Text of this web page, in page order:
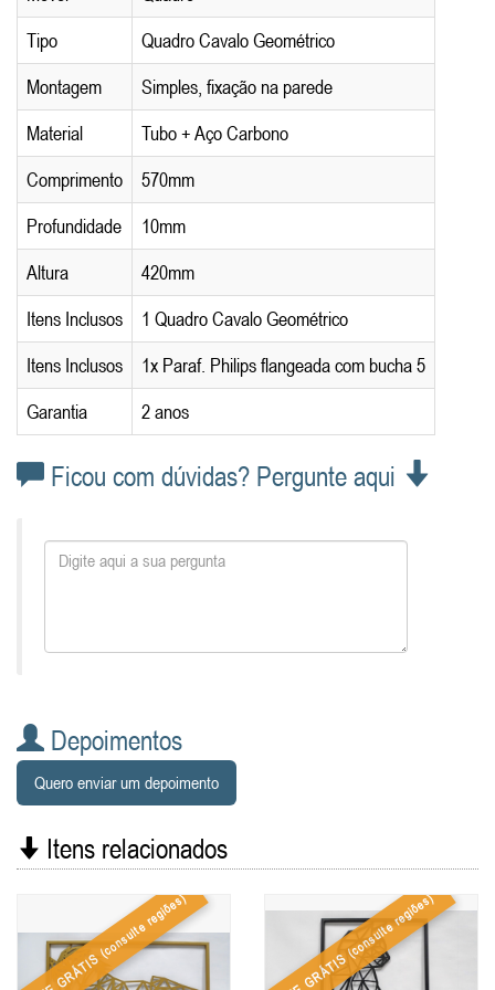
Tipo
Quadro Cavalo Geométrico
Montagem
Simples, fixação na parede
Material
Tubo + Aço Carbono
Comprimento
570mm
Profundidade
10mm
Altura
420mm
Itens Inclusos
1 Quadro Cavalo Geométrico
Itens Inclusos
1x Paraf. Philips flangeada com bucha 5
Garantia
2 anos
Ficou com dúvidas? Pergunte aqui
Depoimentos
Quero enviar um depoimento
Itens relacionados
(consulte regiões) (consulte regiões)